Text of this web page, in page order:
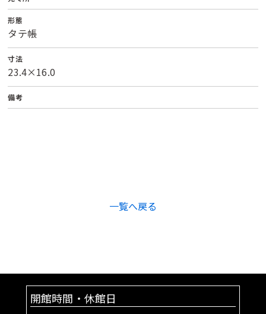
形態
タテ帳
寸法
23.4×16.0
備考
一覧へ戻る
開館時間・休館日